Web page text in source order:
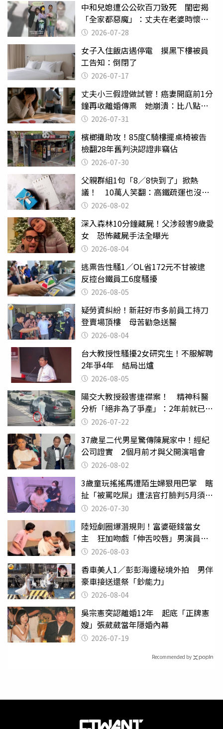
中和兒媳遭公公砍百刀致死 閨密揭
「全家都惡魔」：丈夫在老婆時懷孕
摔東西
2026-07-28
女子入住飯店遇停電 摸黑下樓被員
工告知：倒閉了
2026-07-17
丈夫小三假證做試管！癌妻開庭前1分
鐘再收離婚傳票 她崩潰：比八點檔
還扯2026-07-31
檳榔攤助攻！85度C騎樓擺桌椅被告
檢翻28年舊判決認證非竊佔
2026-07-30
父親群組1句「8／8快到了」掀熱
議！ 10萬人笑翻：高鐵疏運也沒列
父親節
2026-08-02
深入森林10分鐘藏屍！父涉殺害9歲愛
女 恐怖藏屍手法全曝光
2026-08-04
逃票告性騷1／OL省172元不甘被逮
反控台鐵員工6度騷擾
2026-08-05
疑勞資糾紛！新莊好市多前員工持刀
登賣場頂樓 母苦勸急送醫
2026-08-04
台大教授性騷擾2女研究生！不服解聘
2年爭4年 結局出爐
2026-08-05
陽交大教授殺害連襟案！ 精神科醫
分析「絕非為了爭產」：2年前就已言
行詭異
2026-07-22
37歲星二代男星驚傳陳屍家中！經紀
公司證實 2個月前才與父開演唱會
2026-08-02
3歲童玩搖搖馬遭陌生婦狠甩巴掌 瞎
扯「被罵吃屎」遭法官打臉判5月須入
監 2026-07-30
陸短劇圈爆潛規則！富婆砸錢當女
主 狂加吻戲「伸舌咬唇」男演員崩
潰 2026-08-03
香車美人1／彭彭海邊秘境外拍 男伴
豪車接送還祭「鈔能力」
2026-08-04
吳宗憲突認離婚12年 起底「正牌憲
嫂」張葳葳當年隱婚內幕
2026-07-19
Recommended by